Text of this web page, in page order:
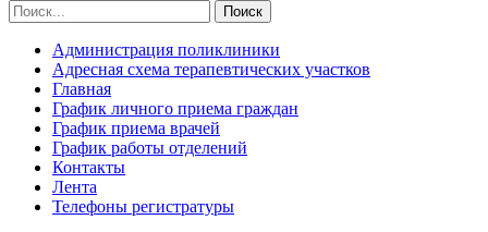
Администрация поликлиники
Адресная схема терапевтических участков
Главная
График личного приема граждан
График приема врачей
График работы отделений
Контакты
Лента
Телефоны регистратуры